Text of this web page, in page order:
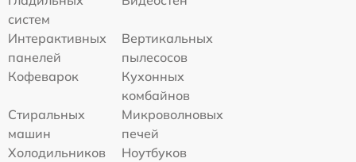
систем
Интерактивных
панелей
Вертикальных
пылесосов
Кофеварок
Кухонных
комбайнов
Стиральных
машин
Микроволновых
печей
Холодильников
Ноутбуков